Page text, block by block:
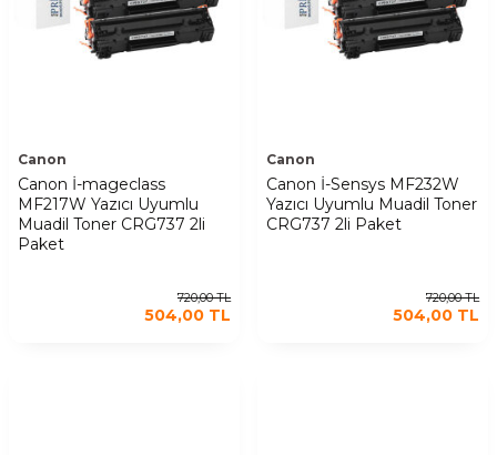
Canon
Canon İ-mageclass
MF217W Yazıcı Uyumlu
Muadil Toner CRG737 2li
Paket
720,00TL
504,00 TL
Canon
Canon İ-Sensys MF232W
Yazıcı Uyumlu Muadil Toner
CRG737 2li Paket
720,00TL
504,00 TL